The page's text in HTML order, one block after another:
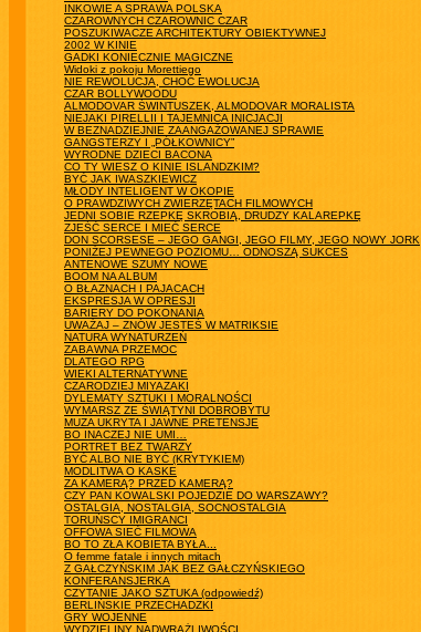
INKOWIE A SPRAWA POLSKA
CZAROWNYCH CZAROWNIC CZAR
POSZUKIWACZE ARCHITEKTURY OBIEKTYWNEJ
2002 W KINIE
GADKI KONIECZNIE MAGICZNE
Widoki z pokoju Morettiego
NIE REWOLUCJA, CHOĆ EWOLUCJA
CZAR BOLLYWOODU
ALMODOVAR ŚWINTUSZEK, ALMODOVAR MORALISTA
NIEJAKI PIRELLII I TAJEMNICA INICJACJI
W BEZNADZIEJNIE ZAANGAŻOWANEJ SPRAWIE
GANGSTERZY I „PÓŁKOWNICY”
WYRODNE DZIECI BACONA
CO TY WIESZ O KINIE ISLANDZKIM?
BYĆ JAK IWASZKIEWICZ
MŁODY INTELIGENT W OKOPIE
O PRAWDZIWYCH ZWIERZĘTACH FILMOWYCH
JEDNI SOBIE RZEPKĘ SKROBIĄ, DRUDZY KALAREPKĘ
ZJEŚĆ SERCE I MIEĆ SERCE
DON SCORSESE – JEGO GANGI, JEGO FILMY, JEGO NOWY JORK
PONIŻEJ PEWNEGO POZIOMU… ODNOSZĄ SUKCES
ANTENOWE SZUMY NOWE
BOOM NA ALBUM
O BŁAZNACH I PAJACACH
EKSPRESJA W OPRESJI
BARIERY DO POKONANIA
UWAŻAJ – ZNÓW JESTEŚ W MATRIKSIE
NATURA WYNATURZEŃ
ZABAWNA PRZEMOC
DLATEGO RPG
WIEKI ALTERNATYWNE
CZARODZIEJ MIYAZAKI
DYLEMATY SZTUKI I MORALNOŚCI
WYMARSZ ZE ŚWIĄTYNI DOBROBYTU
MUZA UKRYTA I JAWNE PRETENSJE
BO INACZEJ NIE UMI…
PORTRET BEZ TWARZY
BYĆ ALBO NIE BYĆ (KRYTYKIEM)
MODLITWA O KASKE
ZA KAMERĄ? PRZED KAMERĄ?
CZY PAN KOWALSKI POJEDZIE DO WARSZAWY?
OSTALGIA, NOSTALGIA, SOCNOSTALGIA
TORUŃSCY IMIGRANCI
OFFOWA SIEĆ FILMOWA
BO TO ZŁA KOBIETA BYŁA...
O femme fatale i innych mitach
Z GAŁCZYŃSKIM JAK BEZ GAŁCZYŃSKIEGO
KONFERANSJERKA
CZYTANIE JAKO SZTUKA (odpowiedź)
BERLIŃSKIE PRZECHADZKI
GRY WOJENNE